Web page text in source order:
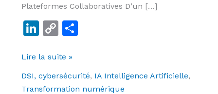
Plateformes Collaboratives D’un […]
Li
k
e
C
p
y
g
Lire la suite »
DSI, cybersécurité, IA Intelligence Artificielle,
Transformation numérique